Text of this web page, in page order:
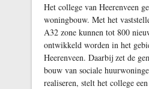
Het college van Heerenveen
woningbouw. Met het
A32 zone kunnen tot 800
ontwikkeld worden in het
Heerenveen. Daarbij zet de
bouw van sociale
realiseren, stelt het college